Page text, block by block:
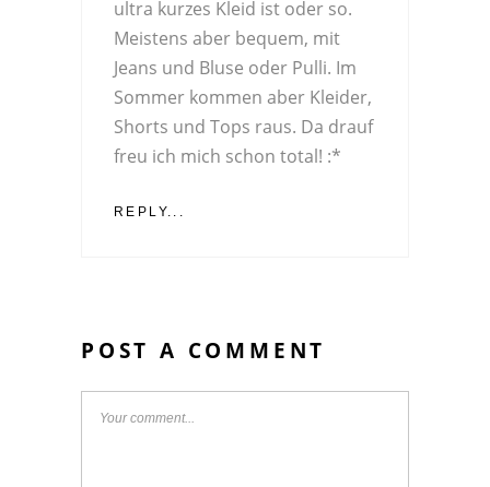
ultra kurzes Kleid ist oder so.
Meistens aber bequem, mit
Jeans und Bluse oder Pulli. Im
Sommer kommen aber Kleider,
Shorts und Tops raus. Da drauf
freu ich mich schon total! :*
REPLY...
POST A COMMENT